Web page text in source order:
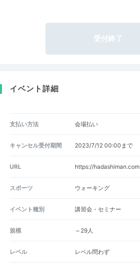
受付終了
イベント詳細
支払い方法 会場払い
キャンセル受付期間 2023/7/12 00:00まで
URL https://hadashiman.com
スポーツ ウォーキング
イベント種別 講習会・セミナー
規模 ～29人
レベル レベル問わず